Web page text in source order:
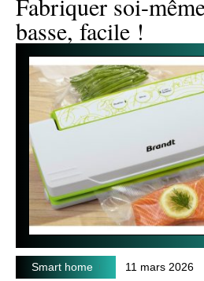
Fabriquer soi-
basse, facile !
Smart home 11 mars 2026